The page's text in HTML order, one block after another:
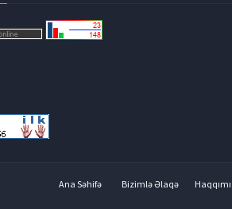
Ana Səhifə Bizimlə Əlaqə